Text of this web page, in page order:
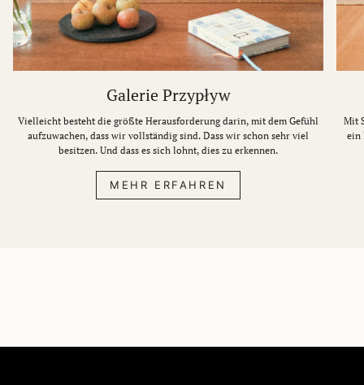
Galerie Przypływ
Vielleicht besteht die größte Herausforderung darin, mit dem Gefühl
aufzuwachen, dass wir vollständig sind. Dass wir schon sehr viel
besitzen. Und dass es sich lohnt, dies zu erkennen.
MEHR ERFAHREN
Mit
ein